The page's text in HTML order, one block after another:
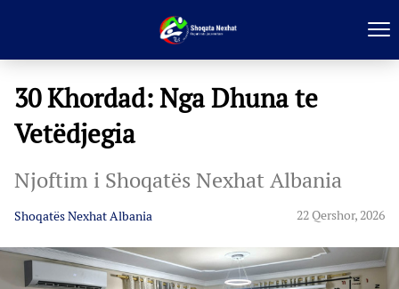
30 Khordad: Nga Dhuna te
Vetëdjegia
Njoftim i Shoqatës Nexhat Albania
Shoqatës Nexhat Albania 22 Qershor, 2026